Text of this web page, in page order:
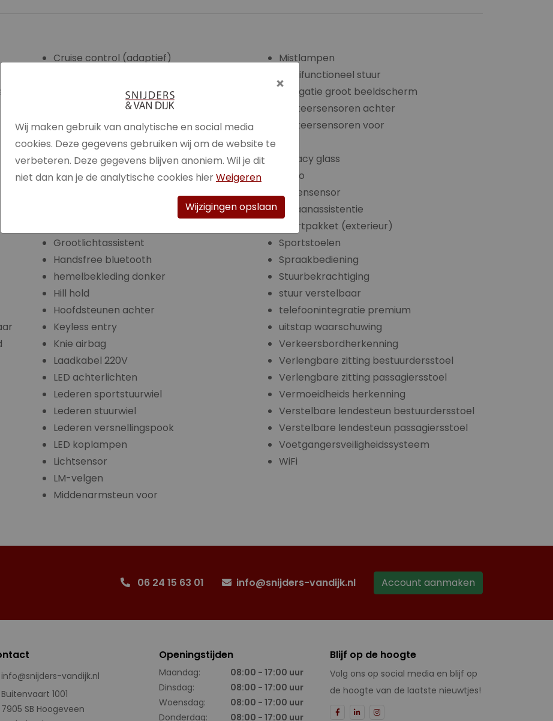
Cruise control (adaptief)
Dode hoek assistentie
El. bedienbare ramen achter
El. bedienbare ramen voor
El. inklapbare buitenspiegels
El. Ramen
El. verstelbare buitenspiegels
El. verstelbare passagiersstoel
Grootlichtassistent
Handsfree bluetooth
hemelbekleding donker
Hill hold
Hoofdsteunen achter
Keyless entry
Knie airbag
Laadkabel 220V
LED achterlichten
Lederen sportstuurwiel
Lederen stuurwiel
Lederen versnellingspook
LED koplampen
Lichtsensor
LM-velgen
Middenarmsteun voor
Mistlampen
Multifunctioneel stuur
Navigatie groot beeldscherm
Parkeersensoren achter
Parkeersensoren voor
Privacy glass
Radio
Regensensor
Rijbaanassistentie
Sportpakket (exterieur)
Sportstoelen
Spraakbediening
Stuurbekrachtiging
stuur verstelbaar
telefoonintegratie premium
uitstap waarschuwing
Verkeersbordherkenning
Verlengbare zitting bestuurdersstoel
Verlengbare zitting passagiersstoel
Vermoeidheids herkenning
Verstelbare lendesteun bestuurdersstoel
Verstelbare lendesteun passagiersstoel
Voetgangersveiligheidssysteem
WiFi
06 24 15 63 01 info@snijders-vandijk.nl Account aanmaken
info@snijders-vandijk.nl
Buitenvaart 1001
7905 SB Hoogeveen
Openingstijden
Maandag:
08:00 - 17:00 uur
Dinsdag:
08:00 - 17:00 uur
Woensdag:
08:00 - 17:00 uur
Donderdag:
08:00 - 17:00 uur
Blijf op de hoogte
Volg ons op social media en blijf op
de hoogte van de laatste nieuwtjes!
×
Wij maken gebruik van analytische en social media
cookies. Deze gegevens gebruiken wij om de website te
verbeteren. Deze gegevens blijven anoniem. Wil je dit
niet dan kan je de analytische cookies hierWeigeren
Wijzigingen opslaan